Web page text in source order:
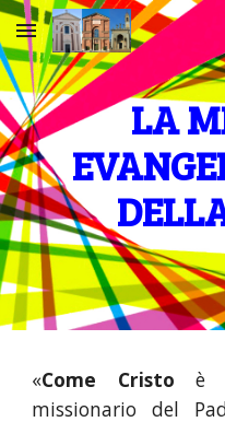
Skip to main content
LA
«Come Cristo è
missionario del